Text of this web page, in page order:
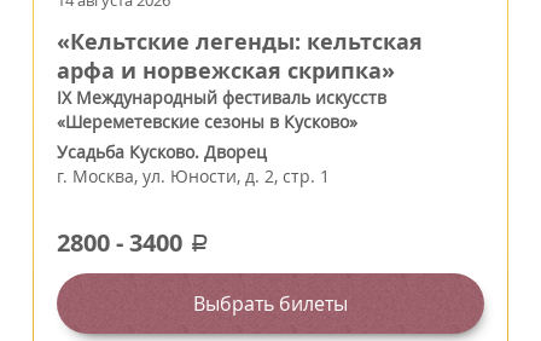
«Кельтские легенды: кельтская
арфа и норвежская скрипка»
IX Международный фестиваль искусств
«Шереметевские сезоны в Кусково»
Усадьба Кусково. Дворец
г. Москва, ул. Юности, д. 2, стр. 1
2800-3400 a
Выбрать билеты